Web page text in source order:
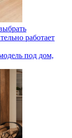
работает
под дом,